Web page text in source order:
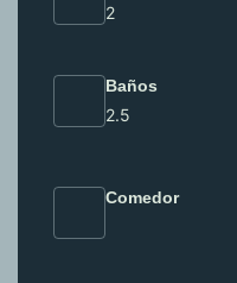
2
Baños
2.5
Comedor